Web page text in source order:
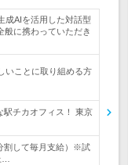
成AIを活用した対話型
般に携わっていただき
いことに取り組める方
チカオフィス！ 東京
割して毎月支給）※試